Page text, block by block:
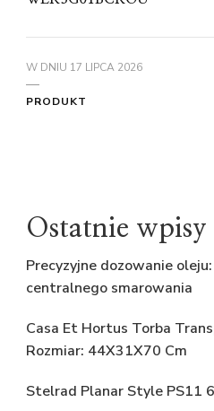
W DNIU 17 LIPCA 2026
PRODUKT
Ostatnie wpisy
Precyzyjne dozowanie
centralnego smarowania
Casa Et Hortus Torba
Rozmiar: 44X31X70 Cm
Stelrad Planar Style PS11